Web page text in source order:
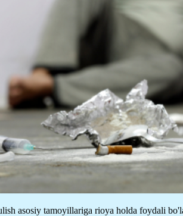
asosiy tamoyillariga rioya holda foydali